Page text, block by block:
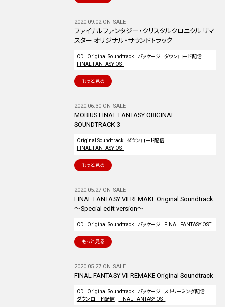
2020.09.02 ON SALE
ファイナルファンタジー・クリスタルクロニクル リマ
スター オリジナル・サウンドトラック
CD Original Soundtrack パッケージ
ダウンロード配信
FINAL FANTASY OST
もっと見る
2020.06.30 ON SALE
MOBIUS FINAL FANTASY ORIGINAL
SOUNDTRACK 3
Original Soundtrack
ダウンロード配信
FINAL FANTASY OST
もっと見る
2020.05.27 ON SALE
FINAL FANTASY VII REMAKE Original Soundtrack
～Special edit version～
CD Original Soundtrack パッケージ FINAL FANTASY OST
もっと見る
2020.05.27 ON SALE
FINAL FANTASY VII REMAKE Original Soundtrack
CD Original Soundtrack パッケージ
ストリーミング配信
ダウンロード配信
FINAL FANTASY OST